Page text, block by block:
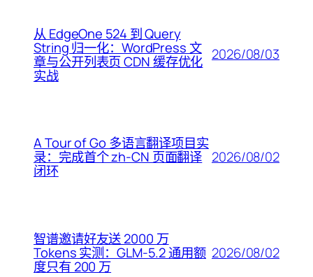
从 EdgeOne 524 到 Query
String 归一化：WordPress 文
章与公开列表页 CDN 缓存优化
实战
2026/08/03
A Tour of Go 多语言翻译项目实
录：完成首个 zh-CN 页面翻译
闭环
2026/08/02
智谱邀请好友送 2000 万
Tokens 实测：GLM-5.2 通用额
度只有 200 万
2026/08/02